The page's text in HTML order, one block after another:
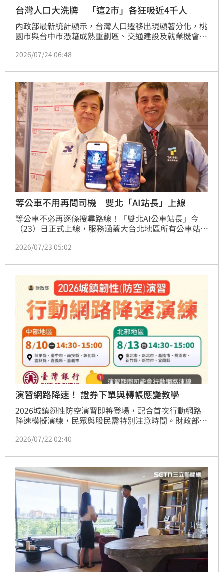
台灣人口大洗牌 「這2市」各狂吸近4千人
內政部最新統計顯示，台灣人口遷移出現顯著分化，桃
園市與台中市憑藉成熟重劃區、交通建設及就業機會，
鐵。反觀台北市雖仍位居淨遷出之冠，但「脫北潮」已
居住成本攀升導致人口外溢至周邊縣市。專家分析，高
房價與生活成本是影響遷移的主因，並提醒購屋族在評
估重劃區時，應將交通成本與生活機能列為核心考量，
以確保資產保值性，選擇兼顧通勤效率與剛性需求的房
產地段。
2026/07/24 06:48
等公車不用再問司機 雙北「AI站長」上線
等公車不必再逐條搜尋路線！「雙北AI公車站長」今
（23）日正式上線，服務涵蓋大台北地區所有公車站
國語、英語或台語詢問如何搭車、預估到站時間及下車
2026/07/23 05:02
演習網路降速！ 證券下單與轉帳應變教學
2026城鎮韌性防空演習即將登場，配合首次行動網路
降速模擬演練，民眾與股民需特別注意時間。財政部表
速」模擬演練，中北部地區的民眾及台銀、土銀、台銀
2026/07/22 02:40